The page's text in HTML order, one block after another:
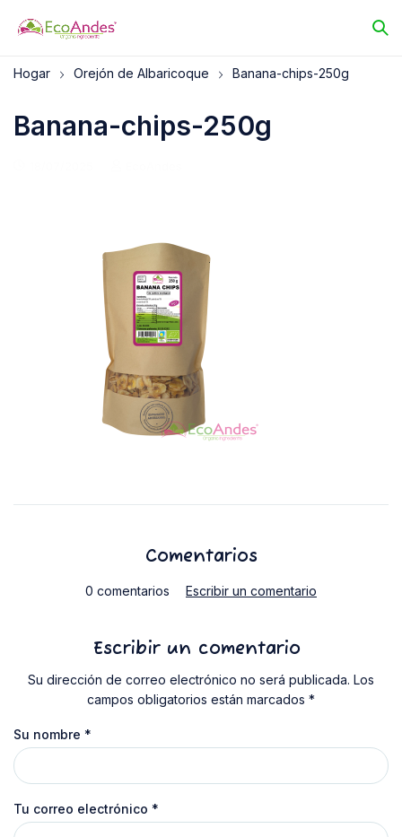
Hogar Orejón de Albaricoque Banana-chips-250g
Banana-chips-250g
Comentarios
0 comentarios Escribir un comentario
Escribir un comentario
Su dirección de correo electrónico no será publicada. Los
campos obligatorios están marcados *
Su nombre *
Tu correo electrónico *